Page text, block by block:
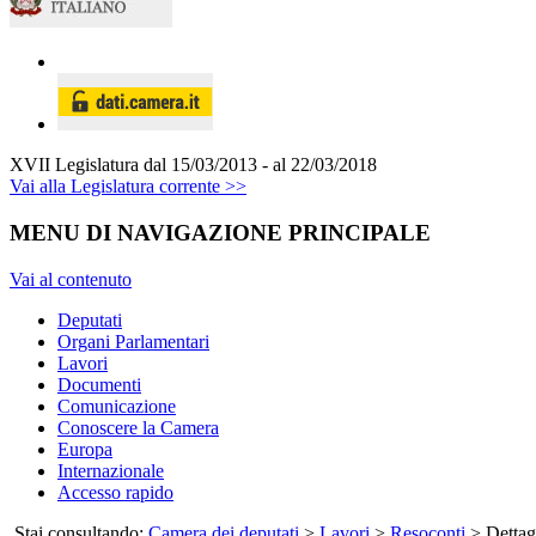
XVII Legislatura dal 15/03/2013 - al 22/03/2018
Vai alla Legislatura corrente >>
MENU DI NAVIGAZIONE PRINCIPALE
Vai al contenuto
Deputati
Organi Parlamentari
Lavori
Documenti
Comunicazione
Conoscere la Camera
Europa
Internazionale
Accesso rapido